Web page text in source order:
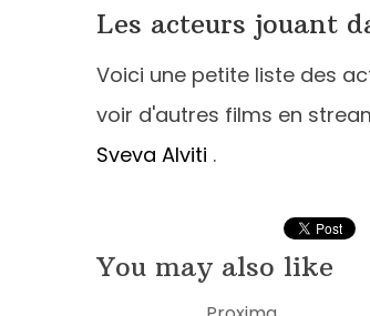
Les acteurs jouant
Voici une petite liste des
voir d'autres films en
Sveva Alviti .
You may also like